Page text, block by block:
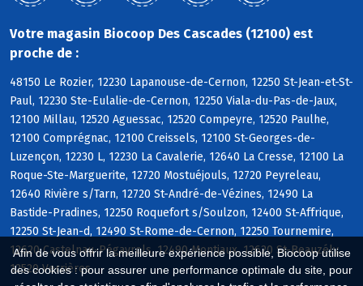
Afin de vous offrir la meilleure expérience possible, Biocoop utilise
des cookies : pour assurer une performance optimale du site, pour
Votre magasin Biocoop Des Cascades (12100) est
proche de :
48150 Le Rozier, 12230 Lapanouse-de-Cernon, 12250 St-Jean-et-St-
Paul, 12230 Ste-Eulalie-de-Cernon, 12250 Viala-du-Pas-de-Jaux,
12100 Millau, 12520 Aguessac, 12520 Compeyre, 12520 Paulhe,
12100 Comprégnac, 12100 Creissels, 12100 St-Georges-de-
Luzençon, 12230 L, 12230 La Cavalerie, 12640 La Cresse, 12100 La
Roque-Ste-Marguerite, 12720 Mostuéjouls, 12720 Peyreleau,
12640 Rivière s/Tarn, 12720 St-André-de-Vézines, 12490 La
Bastide-Pradines, 12250 Roquefort s/Soulzon, 12400 St-Affrique,
12250 St-Jean-d, 12490 St-Rome-de-Cernon, 12250 Tournemire,
12620 Castelnau-Pégayrols, 12490 Montjaux, 12620 St-Beauzély,
12520 Verrières